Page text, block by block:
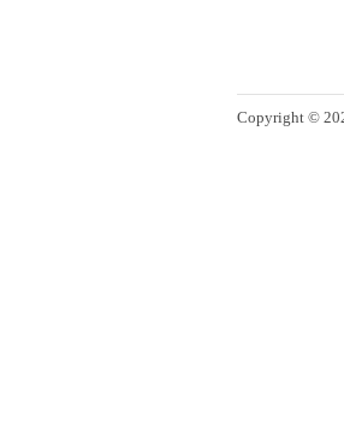
Copyright ©